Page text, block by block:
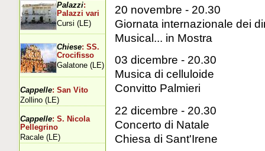
20 novembre - 20.30
Giornata internazionale dei
Musical... in Mostra
03 dicembre - 20.30
Musica di celluloide
Convitto Palmieri
22 dicembre - 20.30
Concerto di Natale
Chiesa di Sant'Irene
Palazzi:
Palazzi vari
Cursi (LE)
Chiese: SS.
Crocifisso
Galatone (LE)
Cappelle: San Vito
Zollino (LE)
Cappelle: S. Nicola
Pellegrino
Racale (LE)